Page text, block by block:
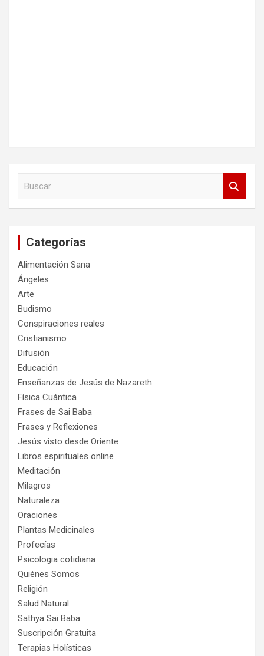
Categorías
Alimentación Sana
Ángeles
Arte
Budismo
Conspiraciones reales
Cristianismo
Difusión
Educación
Enseñanzas de Jesús de Nazareth
Física Cuántica
Frases de Sai Baba
Frases y Reflexiones
Jesús visto desde Oriente
Libros espirituales online
Meditación
Milagros
Naturaleza
Oraciones
Plantas Medicinales
Profecías
Psicologia cotidiana
Quiénes Somos
Religión
Salud Natural
Sathya Sai Baba
Suscripción Gratuita
Terapias Holísticas